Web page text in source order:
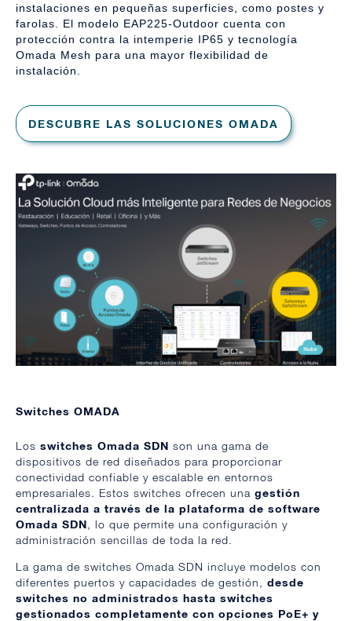
instalaciones en pequeñas superficies, como postes y
farolas. El modelo EAP225-Outdoor cuenta con
protección contra la intemperie IP65 y tecnología
Omada Mesh para una mayor flexibilidad de
instalación.
DESCUBRE LAS SOLUCIONES OMADA
Switches OMADA
Los switches Omada SDN son una gama de
dispositivos de red diseñados para proporcionar
conectividad confiable y escalable en entornos
empresariales. Estos switches ofrecen una gestión
centralizada a través de la plataforma de software
Omada SDN, lo que permite una configuración y
administración sencillas de toda la red.
La gama de switches Omada SDN incluye modelos con
diferentes puertos y capacidades de gestión, desde
switches no administrados hasta switches
gestionados completamente con opciones PoE+ y